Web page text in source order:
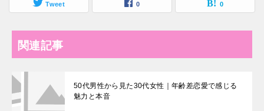
Tweet 0 0
関連記事
50代男性から見た30代女性｜年齢差恋愛で感じる
魅力と本音